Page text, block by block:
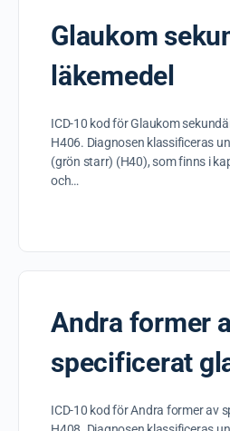
Glaukom
läkemedel
ICD-10 kod för Glaukom
H406. Diagnosen klassificeras
(grön starr) (H40), som finns i
och…
Andra former
specificerat
ICD-10 kod för Andra former av